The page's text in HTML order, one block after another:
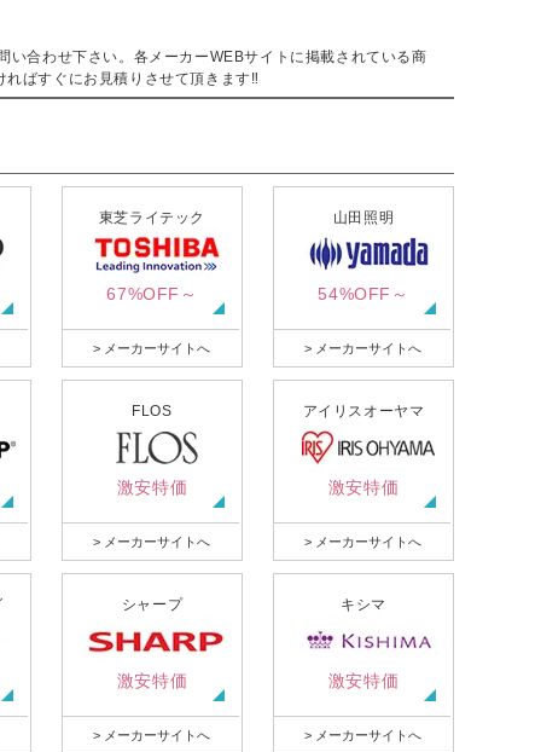
合わせ下さい。各メーカーWEBサイトに掲載されている商
ばすぐにお見積りさせて頂きます‼
東芝ライテック
67%OFF～
> メーカーサイトへ
山田照明
54%OFF～
> メーカーサイトへ
FLOS
激安特価
> メーカーサイトへ
アイリスオーヤマ
激安特価
> メーカーサイトへ
シャープ
激安特価
> メーカーサイトへ
キシマ
激安特価
> メーカーサイトへ